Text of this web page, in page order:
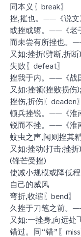
同本义〖break〗
挫,摧也。——《说文
或挫或隳。——《老
而未尝有所挫也。
又如:挫折(劈断,折
失败〖defeat〗
挫我于内。——《战
又如:挫顿(挫败损伤
挫伤,折伤〖deaden〗
顿兵挫锐。——《淮
锐而不挫。——《淮
蚊虫之声,闻则挫其
又如:挫动(打击;挫
(锋芒受挫)
使减小规模或降低
自己的威风
弯折,收缩〖bend〗
久挫于刀笔之前。
又如:一挫身,向远处
错过。同“错”〖